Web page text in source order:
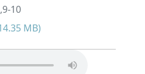
10
MB)